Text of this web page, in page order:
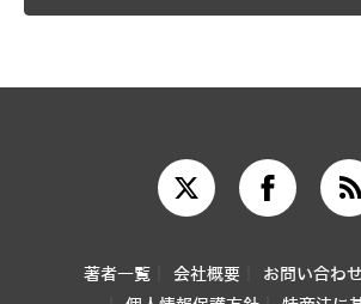
著者一覧 会社概要 お問い合わ